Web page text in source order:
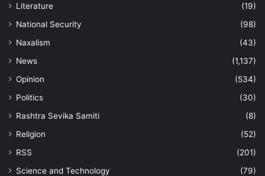
Literature
(19)
National Security
(98)
Naxalism
(43)
News
(1,137)
Opinion
(534)
Politics
(30)
Rashtra Sevika Samiti
(8)
Religion
(52)
RSS
(201)
Science and Technology
(79)